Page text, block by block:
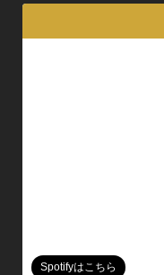
Spotifyはこちら